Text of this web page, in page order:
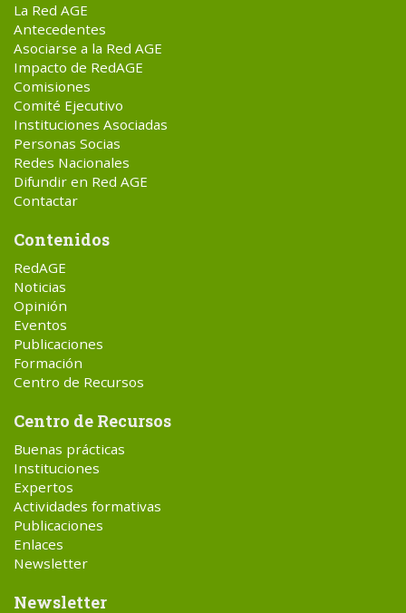
La Red AGE
Antecedentes
Asociarse a la Red AGE
Impacto de RedAGE
Comisiones
Comité Ejecutivo
Instituciones Asociadas
Personas Socias
Redes Nacionales
Difundir en Red AGE
Contactar
Contenidos
RedAGE
Noticias
Opinión
Eventos
Publicaciones
Formación
Centro de Recursos
Centro de Recursos
Buenas prácticas
Instituciones
Expertos
Actividades formativas
Publicaciones
Enlaces
Newsletter
Newsletter